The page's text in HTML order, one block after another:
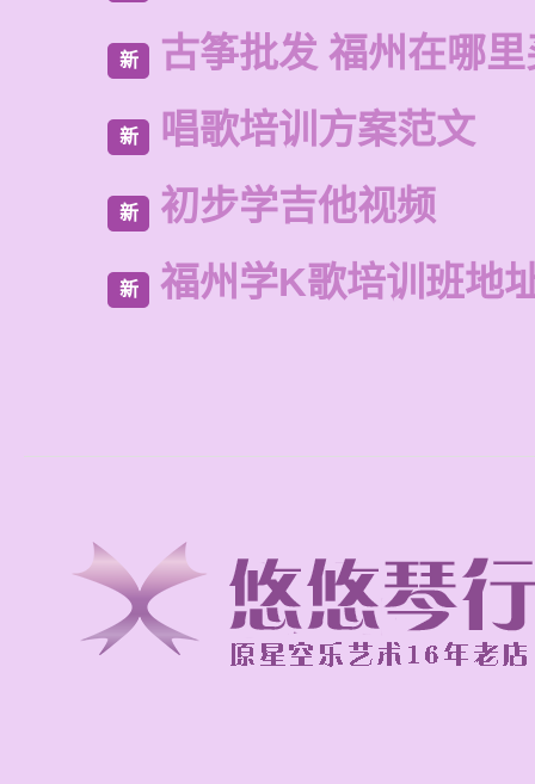
新 古筝批发 福州在哪
新 唱歌培训方案范文
新 初步学吉他视频
新 福州学K歌培训班地